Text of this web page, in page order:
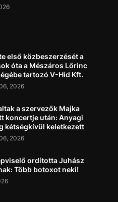
első közbeszerzését a
óta a Mészáros Lőrinc
tartozó V-Híd Kft.
2026
a szervezők Majka
koncertje után: Anyagi
kétségkívül keletkezett
2026
ordította Juhász
Több botoxot neki!